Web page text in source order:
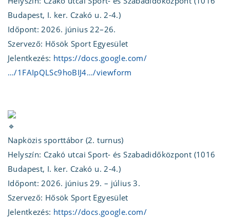
Budapest, I. ker. Czakó u. 2-4.)
Időpont: 2026. június 22–26.
Szervező: Hősök Sport Egyesület
Jelentkezés: https://docs.google.com/
…/1FAIpQLSc9hoBIJ4…/viewform
Napközis sporttábor (2. turnus)
Helyszín: Czakó utcai Sport- és Szabadidőközpont (1016
Budapest, I. ker. Czakó u. 2-4.)
Időpont: 2026. június 29. – július 3.
Szervező: Hősök Sport Egyesület
Jelentkezés: https://docs.google.com/